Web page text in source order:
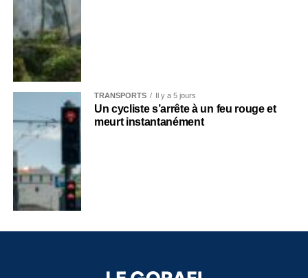
TRANSPORTS Il y a 5 jours
Un cycliste s’arrête à un feu rouge et
meurt instantanément